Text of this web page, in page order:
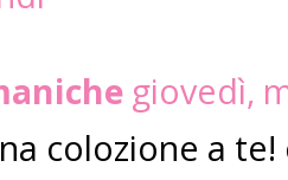
giovedì,
colozione a